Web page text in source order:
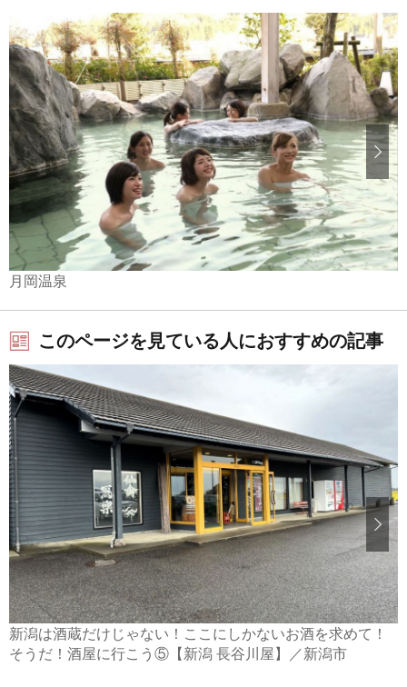
月岡温泉
このページを見ている人におすすめの記事
新潟は酒蔵だけじゃない！ここにしかないお酒を求めて！
そうだ！酒屋に行こう⑤【新潟 長谷川屋】／新潟市